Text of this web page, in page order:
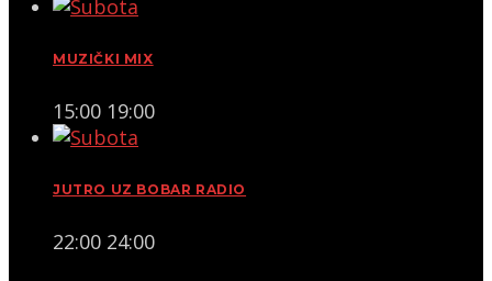
MUZIČKI MIX
15:00 19:00
JUTRO UZ BOBAR RADIO
22:00 24:00